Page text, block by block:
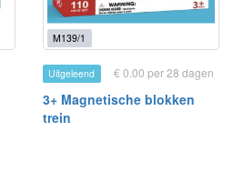
M139/1
Uitgeleend € 0.00 per 28 dagen
3+ Magnetische blokken
trein